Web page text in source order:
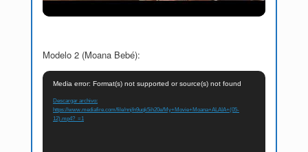
Modelo 2 (Moana Bebé):
Reproductor
vídeo
Media error: Format(s) not supported or source(s) not found
Descargar archivo:
https://www.mediafire.com/file/nnjfn9uqk5ih20e/My+Movie+Moana+ALAIA+(05-
12).mp4?_=1